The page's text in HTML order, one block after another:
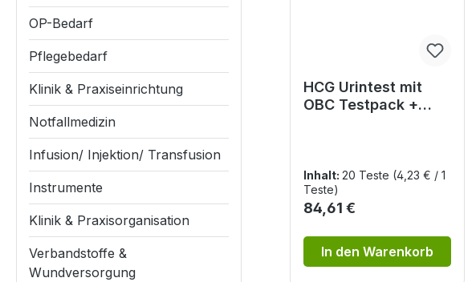
OP-Bedarf
Pflegebedarf
Klinik & Praxiseinrichtung
Notfallmedizin
Infusion/ Injektion/ Transfusion
Instrumente
Klinik & Praxisorganisation
Verbandstoffe &
Wundversorgung
HCG Urintest mit
OBC Testpack +
Inhalt: 20 Teste (4,23 € / 1
Teste)
Regulärer Preis:
84,61 €
In den Warenkorb